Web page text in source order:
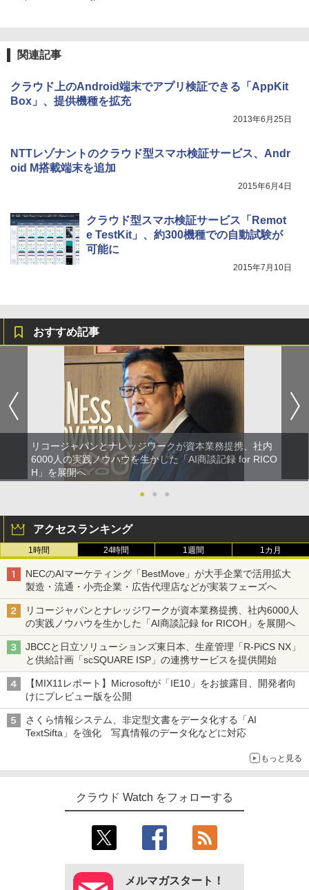
関連記事
クラウド上のAndroid端末でアプリ検証できる「AppKit
Box」、提供機種を拡充
2013年6月25日
NTTレゾナントのクラウド型スマホ検証サービス、Andr
oid M搭載端末を追加
2015年6月4日
クラウド型スマホ検証サービス「Remot
e TestKit」、約300機種での自動試験が
可能に
2015年7月10日
おすすめ記事
リコージャパンとナレッジワークが資本業務提携、社内
6000人の実践ノウハウを生かした「AI商談記録 for RICO
H」を展開へ
●
● ●
アクセスランキング
1時間 24時間 1週間 1カ月
NECのAIマーケティング「BestMove」が大手企業で活用拡大
製造・流通・小売企業・広告代理店などが実装フェーズへ
リコージャパンとナレッジワークが資本業務提携、社内6000人
の実践ノウハウを生かした「AI商談記録 for RICOH」を展開へ
JBCCと日立ソリューションズ東日本、生産管理「R-PiCS NX」
と供給計画「scSQUARE ISP」の連携サービスを提供開始
【MIX11レポート】Microsoftが「IE10」をお披露目、開発者向
けにプレビュー版を公開
さくら情報システム、非定型文書をデータ化する「AI
TextSifta」を強化 写真情報のデータ化などに対応
もっと見る
クラウド Watch をフォローする
メルマガスタート！